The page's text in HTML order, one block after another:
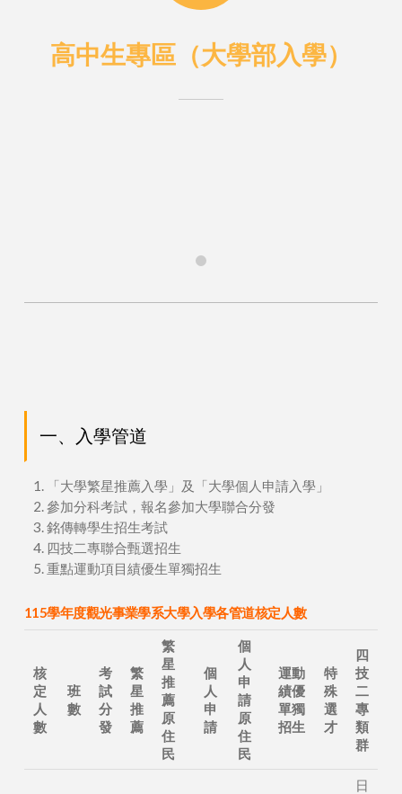
高中生專區（大學部入學）
0
一、入學管道
「大學繁星推薦入學」及「大學個人申請入學」
參加分科考試，報名參加大學聯合分發
銘傳轉學生招生考試
四技二專聯合甄選招生
重點運動項目績優生單獨招生
115學年度觀光事業學系大學入學各管道核定人數
核
定
人
數
班
數
考
試
分
發
繁
星
推
薦
繁
星
推
薦
原
住
民
個
人
申
請
個
人
申
請
原
住
民
運動
績優
單獨
招生
特
殊
選
才
四
技
二
專
類
群
日